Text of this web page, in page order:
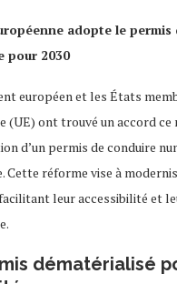
adopte le
pour 2030
européen et les États
(UE) ont trouvé un accord ce
d’un permis de conduire
Cette réforme vise à
leur accessibilité et
dématérialisé